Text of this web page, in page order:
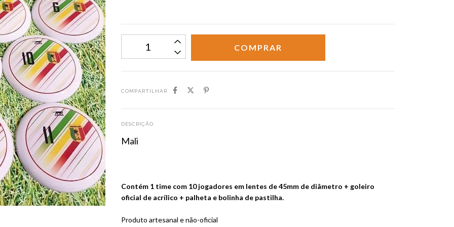
COMPARTILHAR
DESCRIÇÃO
Mali
Contém 1 time com 10 jogadores em lentes de 45mm de diâmetro + goleiro
oficial de acrílico + palheta e bolinha de pastilha.
Produto artesanal e não-oficial